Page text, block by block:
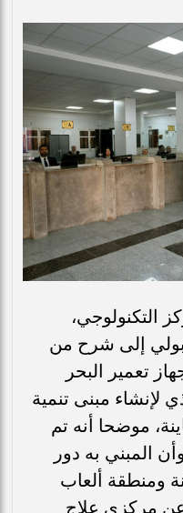
التكنولوجي،
إلى شرح من
تعمير البحر
لإنشاء مبنى تنمية
موضحا أنه تم
المبني به دور
حضانة ومنطقة ألعاب
مركزي علاج